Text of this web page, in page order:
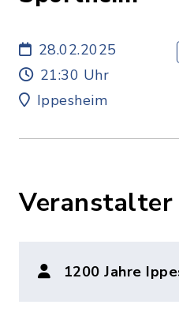
28.02.2025
21:30 Uhr
Ippesheim
Veranstalter
1200 Jahre